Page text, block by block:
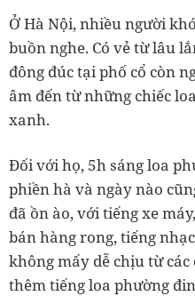
Ở Hà Nội, nhiều người
buồn nghe. Có vẻ từ lâu
đông đúc tại phố cổ còn
âm đến từ những chiếc
xanh.
Đối với họ, 5h sáng loa
phiền hà và ngày nào
đã ồn ào, với tiếng xe
bán hàng rong, tiếng
không mấy dễ chịu từ
thêm tiếng loa phường